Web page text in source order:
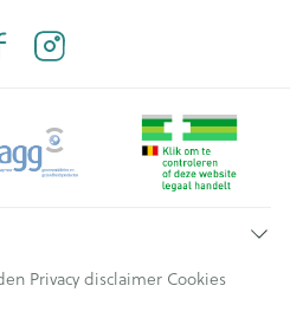
Privacy disclaimer Cookies